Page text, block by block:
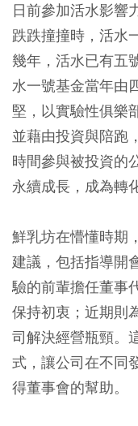
日前參加活水影響
跌跌撞撞時，活水
幾年，活水已有五
水一號基金當年由
堅，以實驗性俱樂
並藉由投資與陪跑
時間參與被投資的
永續成長，成為轉
鮮乳坊在懵懂時期
建議，包括指導開
驗的前輩擔任董事
保持初衷；近期則
司解決經營瓶頸。
式，讓公司在不同
得董事會的幫助。